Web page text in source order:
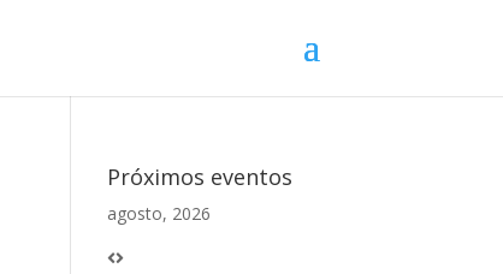
Próximos eventos
agosto, 2026